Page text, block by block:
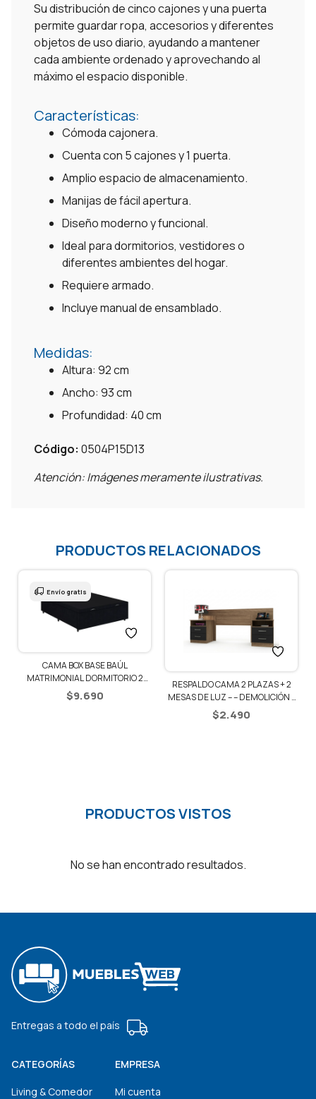
Su distribución de cinco cajones y una puerta
permite guardar ropa, accesorios y diferentes
objetos de uso diario, ayudando a mantener
cada ambiente ordenado y aprovechando al
máximo el espacio disponible.
Características:
Cómoda cajonera.
Cuenta con 5 cajones y 1 puerta.
Amplio espacio de almacenamiento.
Manijas de fácil apertura.
Diseño moderno y funcional.
Ideal para dormitorios, vestidores o
diferentes ambientes del hogar.
Requiere armado.
Incluye manual de ensamblado.
Medidas:
Altura: 92 cm
Ancho: 93 cm
Profundidad: 40 cm
Código: 0504P15D13
Atención: Imágenes meramente ilustrativas.
PRODUCTOS RELACIONADOS
CAMA BOX BASE BAÚL
MATRIMONIAL DORMITORIO 2
PLAZAS
$9.690
Envío gratis
RESPALDO CAMA 2 PLAZAS + 2
MESAS DE LUZ – – DEMOLICIÓN /
NEGRO
$2.490
PRODUCTOS VISTOS
No se han encontrado resultados.
Entregas a todo el país
CATEGORÍAS
Living & Comedor
EMPRESA
Mi cuenta